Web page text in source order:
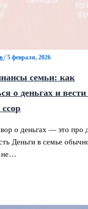
/5 февраля, 2026
семьи: как
о деньгах и
о деньгах — это про
Деньги в семье
не…